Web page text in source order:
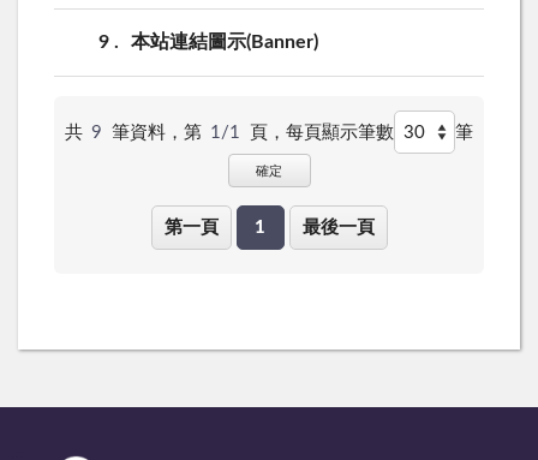
9 本站連結圖示(Banner)
共 9 筆資料，第 1/1 頁， 每頁顯示筆數 筆
確定
第一頁 1 最後一頁